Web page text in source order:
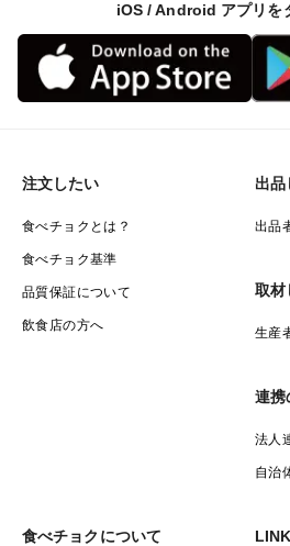
iOS / Android アプリを
注文したい
食べチョクとは？
食べチョク基準
品質保証について
飲食店の方へ
出品
出品
取材
生産
連携
法人
自治
食べチョクについて